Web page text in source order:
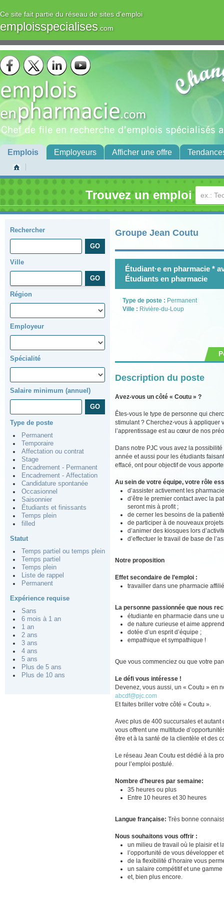
Ce site fait partie du réseau de sites d'emploi
emploisspecialises.com
Emplois Employeurs Afficher une offre
Trouvez un emploi
Rechercher
Ville
Région
Employeur
Spécialité
Salaire minimum (annuel)
Type de poste
Permanent
Temporaire
Affectation ou contrat
Stage
Encadrement - Permanent
Encadrement - Affectation
Candidature spontanée
Occasionnel
Saisonnier
Étudiants et finissants
Temps plein
filled
Statut
Temps partiel ou temps plein
Temps partiel
Temps plein
Liste de rappel
Permanent
Expérience requise
Sans
6 mois à 1 an
1 an
2 ans
3 ans
4 ans
5 ans
Plus de 5 ans
Plus de 10 ans
Groupe Jean Coutu
Étudiant·e en pharmacie *
Étudiants en pharmacie
Type de poste : Permanent
Ville : Rivière-du-Loup
Description du poste
Avez-vous un côté « Coutu » ?
Êtes-vous le type de personne qui
stimulant ? Cherchez-vous à appliquer
l’apprentissage est au cœur de nos
Dans notre PJC vous avez la
année et aussi pour les étudiants
effacé, ont pour objectif de vous
Au sein de votre équipe, votre rôle
d’assister activement les
d’être le premier contact avec la
seront mis à profit ;
de cerner les besoins de la
de participer à de nouveaux
d’animer des kiosques lors
d’effectuer le travail de base de
Notre proposition
Effet secondaire de l’emploi :
travailler dans une pharmacie
La personne passionnée que nous
étudiante en pharmacie dans une
de nature curieuse et aime
dotée d’un esprit d’équipe ;
empathique et sympathique !
Que vous commenciez ou que votre
Le défi vous intéresse !
Devenez, vous aussi, un « Coutu » en
abcdf@pjc.com
Et faites briller votre côté « Coutu ».
Avec plus de 400 succursales et
vous offrent une multitude
être et à la santé de la clientèle et des
Le réseau Jean Coutu est dédié à la
pour l’emploi postulé.
Nombre d'heures par semaine:
35 heures ou plus
Entre 10 heures et 30 heures
Langue française: Très bonne
Nous souhaitons vous offrir :
un milieu de travail où le plaisir et
l’opportunité de vous développer
de la flexibilité d’horaire vous
un salaire compétitif et une gamme
et, bien plus encore.